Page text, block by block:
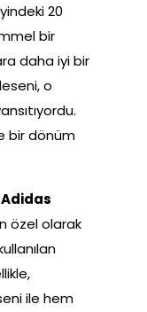
20
bir
daha iyi bir
o
bir dönüm
Adidas
özel olarak
ile hem